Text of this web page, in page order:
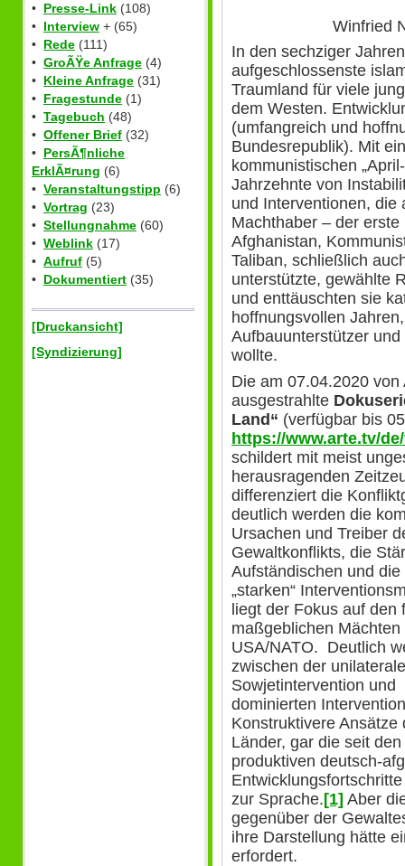
• Presse-Link (108)
• Interview + (65)
• Rede (111)
• GroÃŸe Anfrage (4)
• Kleine Anfrage (31)
• Fragestunde (1)
• Tagebuch (48)
• Offener Brief (32)
• PersÃ¶nliche
ErklÃ¤rung (6)
• Veranstaltungstipp (6)
• Vortrag (23)
• Stellungnahme (60)
• Weblink (17)
• Aufruf (5)
• Dokumentiert (35)
[Druckansicht]
[Syndizierung]
Winfried
In den sechziger
aufgeschlossenste
Traumland für viele
dem Westen.
(umfangreich und
Bundesrepublik). Mit
kommunistischen
Jahrzehnte von
und Interventionen, die
Machthaber – der
Afghanistan,
Taliban, schließlich
unterstützte, gewählte
und enttäuschten sie
hoffnungsvollen
Aufbauunterstützer
wollte.
Die am 07.04.2020
ausgestrahlte
Land“ (verfügbar bis
https://www.arte.tv/
schildert mit meist
herausragenden
differenziert die
deutlich werden die
Ursachen und Treiber
Gewaltkonflikts, die
Aufständischen und
„starken“
liegt der Fokus auf den
maßgeblichen
USA/NATO. Deutlich
zwischen der
Sowjetintervention
dominierten
Konstruktivere
Länder, gar die seit
produktiven deutsch-
zur Sprache.[1] Aber
gegenüber der
ihre Darstellung hätte
erfordert.